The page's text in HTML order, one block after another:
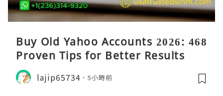
Buy Old Yahoo Accounts 2026: 468
Proven Tips for Better Results
lajip65734 5小時前